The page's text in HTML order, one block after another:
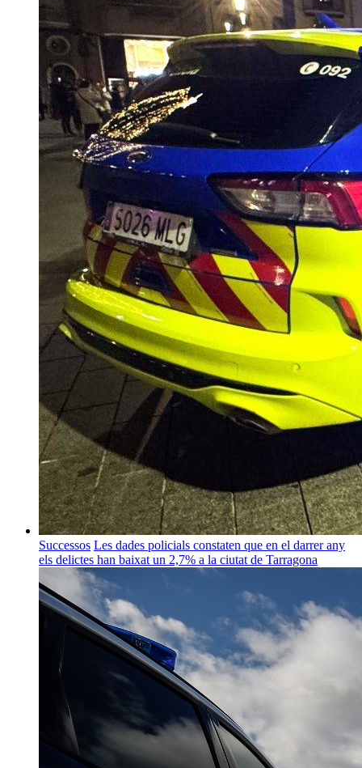
Successos Les dades policials constaten que en el darrer any
els delictes han baixat un 2,7% a la ciutat de Tarragona